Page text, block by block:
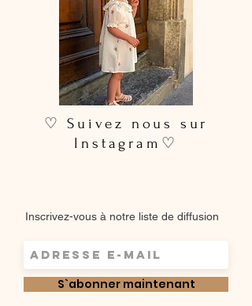
♡ Suivez nous sur
Instagram♡
Inscrivez-vous à notre liste de diffusion
S`abonner maintenant